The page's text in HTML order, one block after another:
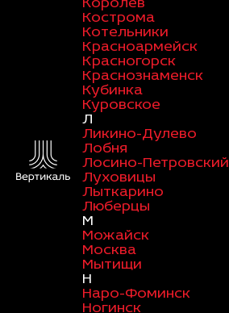
Королев
Кострома
Котельники
Красноармейск
Красногорск
Краснознаменск
Кубинка
Куровское
Л
Ликино-Дулево
Лобня
Лосино-Петровский
Луховицы
Лыткарино
Люберцы
М
Можайск
Москва
Мытищи
Н
Наро-Фоминск
Ногинск